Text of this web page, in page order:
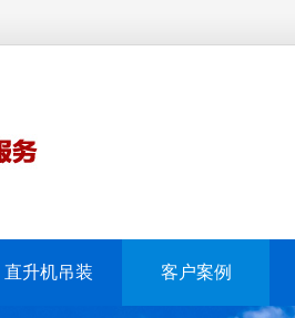
直升机吊装 客户案例